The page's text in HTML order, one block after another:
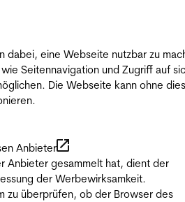
dabei, eine Webseite nutzbar zu
Seitennavigation und Zugriff auf
Die Webseite kann ohne
Anbieter
Anbieter gesammelt hat, dient der
der Werbewirksamkeit.
zu überprüfen, ob der Browser des